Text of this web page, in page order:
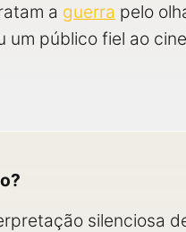
a guerra pelo
um público fiel ao
silenciosa